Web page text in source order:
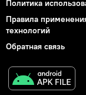
Политика
Правила
технологий
Обратная связь